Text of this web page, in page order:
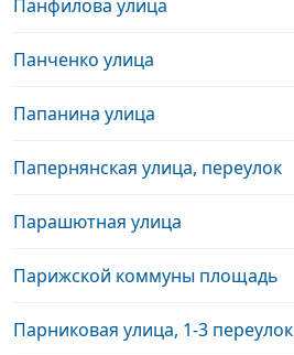
Панфилова улица
Панченко улица
Папанина улица
Папернянская улица, переулок
Парашютная улица
Парижской коммуны площадь
Парниковая улица, 1-3 переулок